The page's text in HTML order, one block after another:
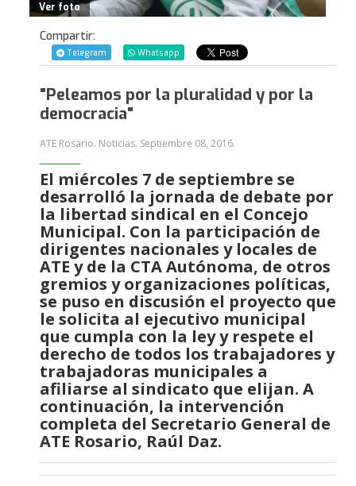
Ver foto
Compartir:
Telegram Whatsapp
"Peleamos por la pluralidad y por la
democracia"
ATE Rosario. Noticias. Septiembre 08, 2016.
El miércoles 7 de septiembre se
desarrolló la jornada de debate por
la libertad sindical en el Concejo
Municipal. Con la participación de
dirigentes nacionales y locales de
ATE y de la CTA Autónoma, de otros
gremios y organizaciones políticas,
se puso en discusión el proyecto que
le solicita al ejecutivo municipal
que cumpla con la ley y respete el
derecho de todos los trabajadores y
trabajadoras municipales a
afiliarse al sindicato que elijan. A
continuación, la intervención
completa del Secretario General de
ATE Rosario, Raúl Daz.